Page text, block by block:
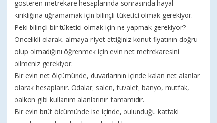
gösteren metrekare hesaplarında sonrasında hayal
kırıklığına uğramamak için bilinçli tüketici olmak gerekiyor.
Peki bilinçli bir tüketici olmak için ne yapmak gerekiyor?
Öncelikli olarak, almaya niyet ettiğiniz konut fiyatının doğru
olup olmadığını öğrenmek için evin net metrekaresini
bilmeniz gerekiyor.
Bir evin net ölçümünde, duvarlarının içinde kalan net alanlar
olarak hesaplanır. Odalar, salon, tuvalet, banyo, mutfak,
balkon gibi kullanım alanlarının tamamıdır.
Bir evin brüt ölçümünde ise içinde, bulunduğu kattaki